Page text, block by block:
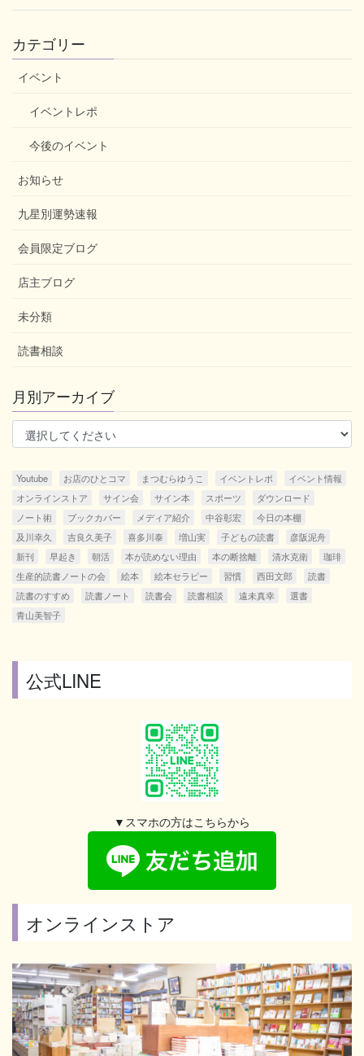
カテゴリー
イベント
イベントレポ
今後のイベント
お知らせ
九星別運勢速報
会員限定ブログ
店主ブログ
未分類
読書相談
月別アーカイブ
Youtube お店のひとコマ まつむらゆうこ イベントレポ
イベント情報
オンラインストア
サイン会 サイン本 スポーツ
ダウンロード
ノート術
ブックカバー メディア紹介 中谷彰宏
今日の本棚
及川幸久
吉良久美子 喜多川泰 増山実 子どもの読書
彦阪泥舟
新刊
早起き 朝活 本が読めない理由 本の断捨離 清水克衛
珈琲
生産的読書ノートの会
絵本 絵本セラピー 習慣 西田文郎
読書
読書のすすめ
読書ノート 読書会 読書相談 遠未真幸
選書
青山美智子
公式LINE
▼スマホの方はこちらから
オンラインストア